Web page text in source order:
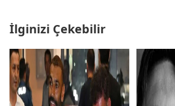
İlginizi Çekebilir